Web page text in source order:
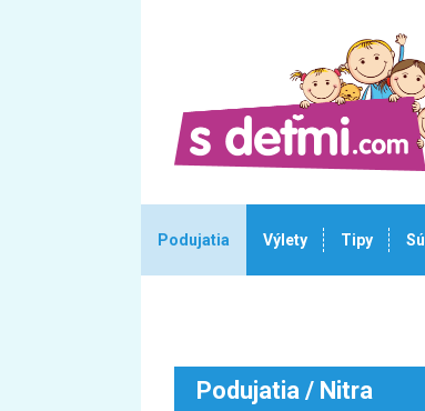
Podujatia Výlety Tipy
Podujatia / Nitra